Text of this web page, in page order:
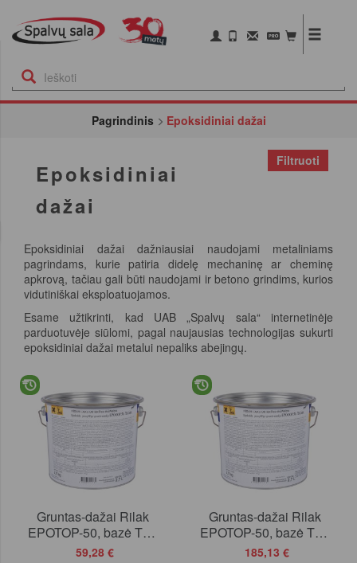
Pagrindinis Epoksidiniai dažai
Epoksidiniai
dažai
Filtruoti
Epoksidiniai dažai dažniausiai naudojami metaliniams
pagrindams, kurie patiria didelę mechaninę ar cheminę
apkrovą, tačiau gali būti naudojami ir betono grindims, kurios
vidutiniškai eksploatuojamos.
Esame užtikrinti, kad UAB „Spalvų sala“ internetinėje
parduotuvėje siūlomi, pagal naujausias technologijas sukurti
epoksidiniai dažai metalui nepaliks abejingų.
Gruntas-dažai Rilak
EPOTOP-50, bazė TAL
(balta), 2.7 l
59,28 €
Gruntas-dažai Rilak
EPOTOP-50, bazė TAL
(balta), 9 l
185,13 €